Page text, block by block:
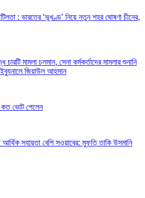
: ভারতের ‘ভূখণ্ড’ নিয়ে নতুন শহর ঘোষণা চীনের,
মামলা চলমান, সেনা কর্মকর্তাদের মামলার শুনানি
জিয়াউল আহসান
কত ভোট পেলেন
সহায়তা বেশি সওয়াবের: মুফতি তাকি উসমানি